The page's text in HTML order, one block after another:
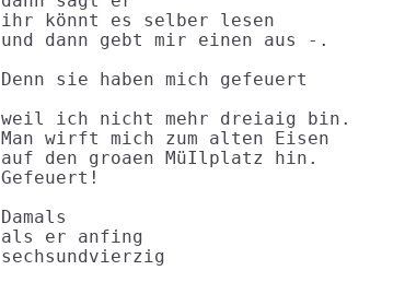
ihr könnt es selber lesen
und dann gebt mir einen aus -.
Denn sie haben mich gefeuert
weil ich nicht mehr dreiaig bin.
Man wirft mich zum alten Eisen
auf den groaen MüIlplatz hin.
Gefeuert!
Damals
als er anfing
sechsundvierzig